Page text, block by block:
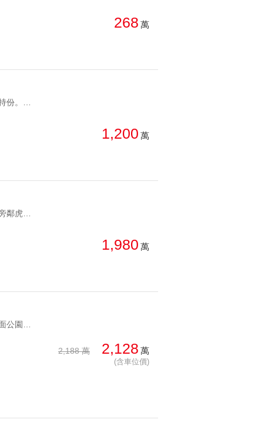
每坪單價: 低 → 高
268 萬
1,200 萬
1,980 萬
2,188 萬 2,128 萬
(含車位價)